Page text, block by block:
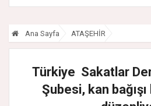
SÜRÜYOR
Ana Sayfa ATAŞEHİR
Türkiye Sakatlar
Şubesi, kan